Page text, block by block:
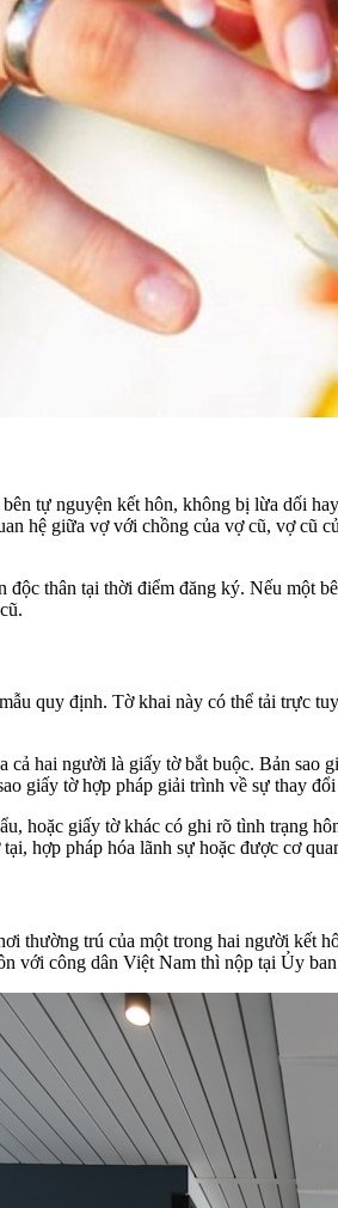
tự nguyện kết hôn, không bị lừa dối
hệ giữa vợ với chồng của vợ cũ, vợ
thân tại thời điểm đăng ký. Nếu một
quy định. Tờ khai này có thể tải trực
cả hai người là giấy tờ bắt buộc. Bản
giấy tờ hợp pháp giải trình về sự thay đổi
hoặc giấy tờ khác có ghi rõ tình trạng
hợp pháp hóa lãnh sự hoặc được cơ
thường trú của một trong hai người
công dân Việt Nam thì nộp tại Ủy